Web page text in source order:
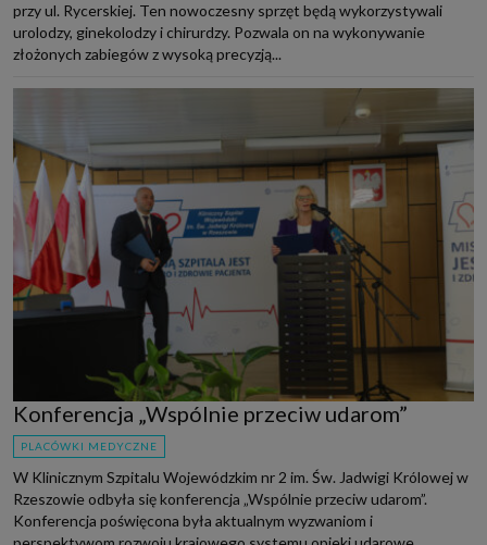
przy ul. Rycerskiej. Ten nowoczesny sprzęt będą wykorzystywali
urolodzy, ginekolodzy i chirurdzy. Pozwala on na wykonywanie
złożonych zabiegów z wysoką precyzją...
Konferencja „Wspólnie przeciw udarom”
PLACÓWKI MEDYCZNE
W Klinicznym Szpitalu Wojewódzkim nr 2 im. Św. Jadwigi Królowej w
Rzeszowie odbyła się konferencja „Wspólnie przeciw udarom”.
Konferencja poświęcona była aktualnym wyzwaniom i